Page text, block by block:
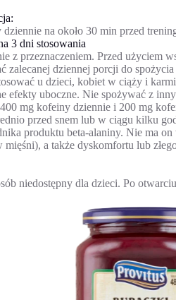
na około 30 min przed
3 dni stosowania
z przeznaczeniem. Przed użyciem
zalecanej dziennej porcji do
u dzieci, kobiet w ciąży i
efekty uboczne. Nie spożywać z
mg kofeiny dziennie i 200 mg
przed snem lub w ciągu kilku
produktu beta-alaniny. Nie ma
mięśni), a także dyskomfortu lub
niedostępny dla dzieci. Po